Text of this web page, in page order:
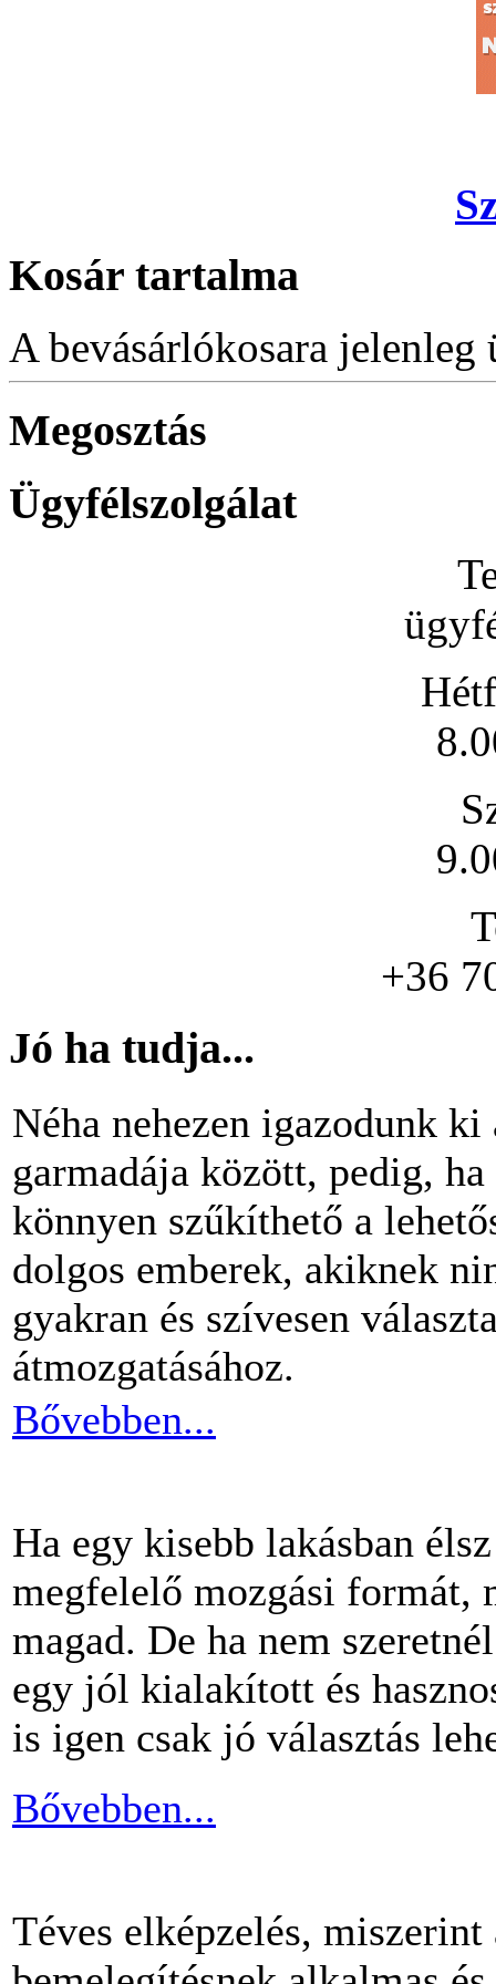
Kosár tartalma
A bevásárlókosara jelenleg
Megosztás
Ügyfélszolgálat
+36
Jó ha tudja...
Néha nehezen igazodunk
garmadája között, pedig,
könnyen szűkíthető a
dolgos emberek, akiknek
gyakran és szívesen
átmozgatásához.
Bővebben...
Ha egy kisebb lakásban
megfelelő mozgási formát,
magad. De ha nem
egy jól kialakított és
is igen csak jó választás
Bővebben...
Téves elképzelés, miszerint